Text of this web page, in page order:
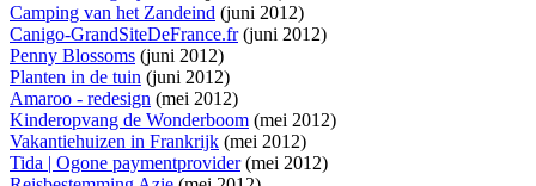
Camping van het Zandeind (juni 2012)
Canigo-GrandSiteDeFrance.fr(juni 2012)
Penny Blossoms (juni 2012)
Planten in de tuin (juni 2012)
Amaroo - redesign (mei 2012)
Kinderopvang de Wonderboom (mei 2012)
Vakantiehuizen in Frankrijk (mei 2012)
Tida | Ogone paymentprovider(mei 2012)